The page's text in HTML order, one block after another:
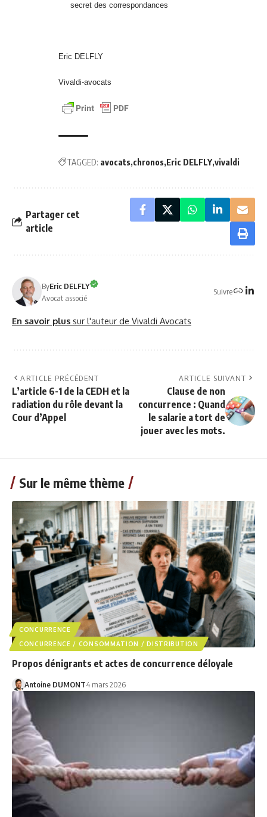
secret des correspondances
Eric DELFLY
Vivaldi-avocats
TAGGED: avocats chronos Eric DELFLY vivaldi
Partager cet
article
ByEric DELFLY
Avocat associé
Suivre
En savoir plus sur l'auteur de Vivaldi Avocats
ARTICLE PRÉCÉDENT
L’article 6-1 de la CEDH et la
radiation du rôle devant la
Cour d’Appel
ARTICLE SUIVANT
Clause de non
concurrence : Quand
le salarie a tort de
jouer avec les mots.
Sur le même thème
CONCURRENCE
CONCURRENCE / CONSOMMATION / DISTRIBUTION
Propos dénigrants et actes de concurrence déloyale
Antoine DUMONT4 mars 2026